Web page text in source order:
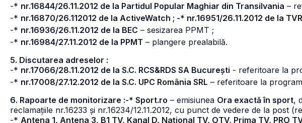
-* nr.16844/26.11.2012 de la Partidul Popular Maghiar din Transilvania –
-* nr.16870/26.112012 de la ActiveWatch ; -* nr.16951/26.11.2012 de la TVR
-* nr.16936/26.11.2012 de la BEC – sesizarea PPMT ;
-* nr.16984/27.11.2012 de la PPMT – plangere prealabilă.
5. Discutarea adreselor :
-* nr.17066/28.11.2012 de la S.C. RCS&RDS SA București - referitoare la
-* nr.17008/27.12.2012 de la S.C. UPC România SRL – referitoare la
6. Rapoarte de monitorizare :-* Sport.ro – emisiunea Ora exactă în sport,
reclamațiile nr.16233 și nr.16234/12.11.2012, cu punct de vedere de la post
-* Antena 1, Antena 3, B1 TV, Kanal D, Național TV, OTV, Prima TV, PRO